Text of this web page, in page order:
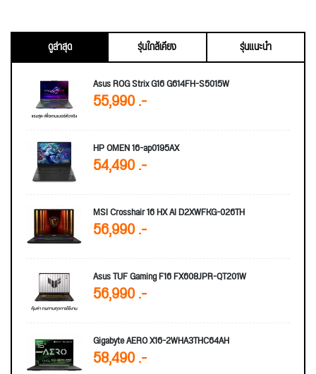
ดูล่าสุด รุ่นใกล้เคียง
รุ่นแนะนำ
Asus ROG Strix G16 G614FH-S5015W
55,990 .-
HP OMEN 16-ap0195AX
54,490 .-
MSI Crosshair 16 HX AI D2XWFKG-026TH
56,990 .-
Asus TUF Gaming F16 FX608JPR-QT201W
56,990 .-
Gigabyte AERO X16-2WHA3THC64AH
58,490 .-